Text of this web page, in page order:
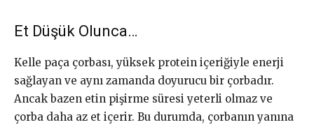
Et Düşük Olunca…
Kelle paça çorbası, yüksek protein içeriğiyle enerji
sağlayan ve aynı zamanda doyurucu bir çorbadır.
Ancak bazen etin pişirme süresi yeterli olmaz ve
çorba daha az et içerir. Bu durumda, çorbanın yanına